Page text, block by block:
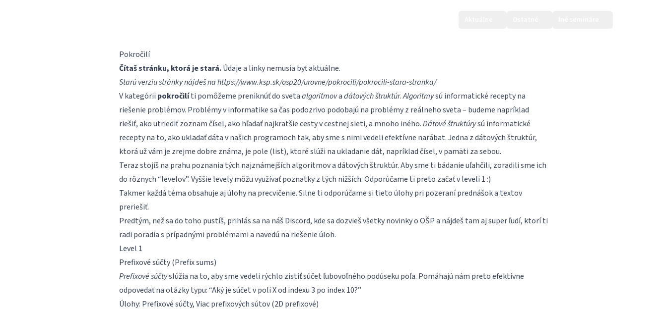
Pokročilí
Čítaš stránku, ktorá je stará.Údaje a linky nemusia byť aktuálne.
Starú verziu stránky nájdeš nahttps://www.ksp.sk/osp20/urovne/pokrocili/pokrocili-stara-stranka/
V kategórii pokročilíti pomôžeme preniknúť do svetaalgoritmovadátových štruktúr.Algoritmysú informatické recepty na
riešenie problémov. Problémy v informatike sa čas podozrivo podobajú na problémy z reálneho sveta – budeme napríklad
riešiť, ako utriediť zoznam čísel, ako hľadať najkratšie cesty v cestnej sieti, a mnoho iného.Dátové štruktúrysú informatické
recepty na to, ako ukladať dáta v našich programoch tak, aby sme s nimi vedeli efektívne narábat. Jedna z dátových štruktúr,
ktorá už vám je zrejme dobre známa, je pole (list), ktoré slúži na ukladanie dát, napríklad čísel, v pamäti za sebou.
Teraz stojíš na prahu poznania tých najznámejších algoritmov a dátových štruktúr. Aby sme ti bádanie uľahčili, zoradili sme ich
do rôznych “levelov”. Vyššie levely môžu využívať poznatky z tých nižších. Odporúčame ti preto začať v leveli 1 :)
Takmer každá téma obsahuje aj úlohy na precvičenie. Silne ti odporúčame si tieto úlohy pri pozeraní prednášok a textov
preriešiť.
Predtým, než sa do toho pustíš, prihlás sa na nášDiscord, kde sa dozvieš všetky novinky o OŠP a nájdeš tam aj super ľudí, ktorí ti
radi poradia s prípadnými problémami a navedú na riešenie úloh.
Level 1
Prefixové súčty (Prefix sums)
Prefixové súčtyslúžia na to, aby sme vedeli rýchlo zistiť súčet ľubovoľného podúseku poľa. Pomáhajú nám preto efektívne
odpovedať na otázky typu: “Aký je súčet v poli X od indexu 3 po index 10?”
Úlohy: Prefixové súčty,Viac prefixových sútov(2D prefixové)